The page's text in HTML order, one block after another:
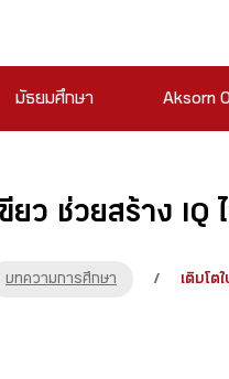
มัธยมศึกษา Aksorn
ยว ช่วยสร้าง IQ
บทความการศึกษา / เติบโต